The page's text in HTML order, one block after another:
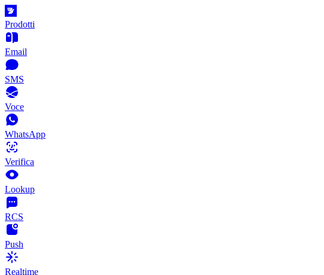
Prodotti
Email
SMS
Voce
WhatsApp
Verifica
Lookup
RCS
Push
Realtime